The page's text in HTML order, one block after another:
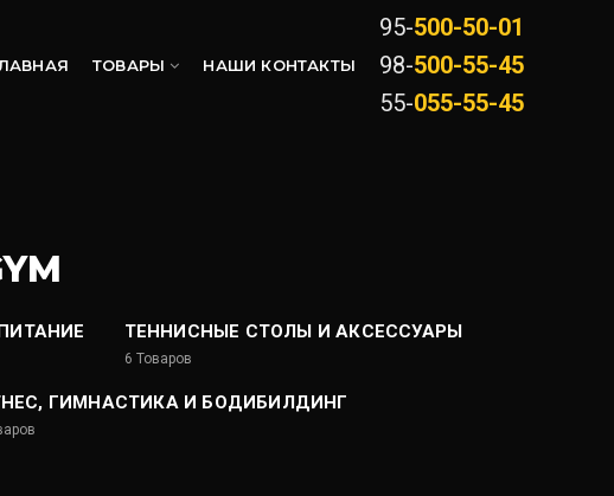
ТОВАРЫ НАШИ КОНТАКТЫ
95-500-50-01
98-500-55-45
55-055-55-45
ТЕННИСНЫЕ СТОЛЫ И АКСЕССУАРЫ
6 Товаров
ГИМНАСТИКА И БОДИБИЛДИНГ